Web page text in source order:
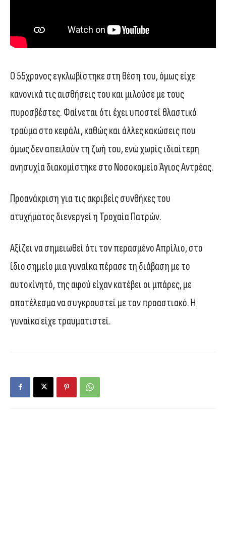
Ο 55χρονος εγκλωβίστηκε στη θέση του, όμως είχε
κανονικά τις αισθήσεις του και μιλούσε με τους
πυροσβέστες. Φαίνεται ότι έχει υποστεί θλαστικό
τραύμα στο κεφάλι, καθώς και άλλες κακώσεις που
όμως δεν απειλούν τη ζωή του, ενώ χωρίς ιδιαίτερη
ανησυχία διακομίστηκε στο Νοσοκομείο Άγιος Αντρέας.
Προανάκριση για τις ακριβείς συνθήκες του
ατυχήματος διενεργεί η Τροχαία Πατρών.
Αξίζει να σημειωθεί ότι τον περασμένο Απρίλιο, στο
ίδιο σημείο μια γυναίκα πέρασε τη διάβαση με το
αυτοκίνητό, της αφού είχαν κατέβει οι μπάρες, με
αποτέλεσμα να συγκρουστεί με τον προαστιακό. Η
γυναίκα είχε τραυματιστεί.